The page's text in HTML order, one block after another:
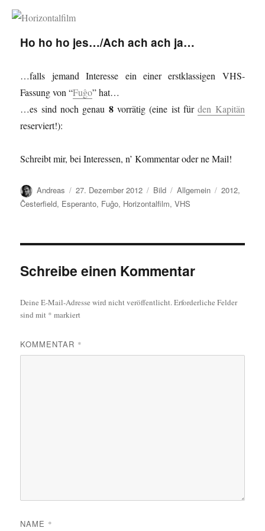
Horizontalfilm
Ho ho ho jes…/Ach ach ach ja…
…falls jemand Interesse ein einer erstklassigen VHS-
Fassung von “Fuĝo” hat…
…es sind noch genau 8vorrätig (eine ist fürden Kapitän
reserviert!):
Schreibt mir, bei Interessen, n’ Kommentar oder ne Mail!
Autor
Andreas
Veröffentlicht
am
27. Dezember 2012 Format
Bild Kategorien
Allgemein Schlagwörter
2012,
Ĉesterfield, Esperanto, Fuĝo, Horizontalfilm,VHS
Schreibe einen Kommentar
Deine E-Mail-Adresse wird nicht veröffentlicht. Erforderliche Felder
sind mit * markiert
KOMMENTAR *
NAME *